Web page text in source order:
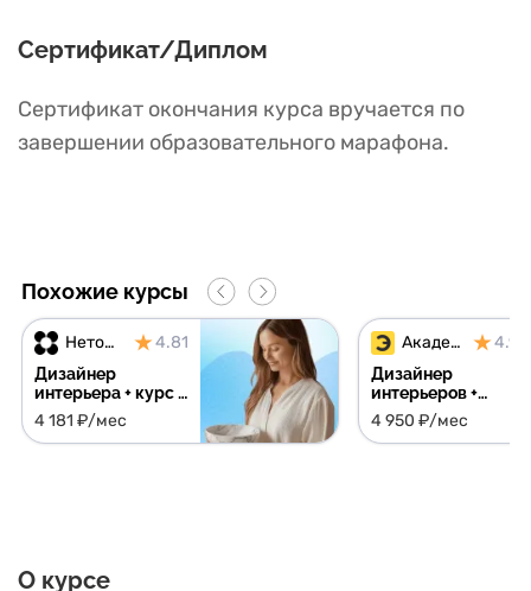
Сертификат/Диплом
Сертификат окончания курса вручается по
завершении образовательного марафона.
Похожие курсы
Нетология 4.81
Дизайнер
интерьера + курс в
подарок
4 181 ₽/мес
Академия Эдюсон 4.91
Дизайнер
интерьеров +
библиотеки
поставщиков,
материалов и
4 950 ₽/мес
О курсе